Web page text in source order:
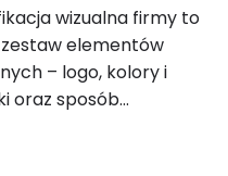
wizualna firmy to
elementów
– logo, kolory i
oraz sposób...